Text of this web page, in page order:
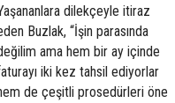
dilekçeyle itiraz
Buzlak, “İşin parasında
ama hem bir ay içinde
iki kez tahsil ediyorlar
de çeşitli prosedürleri öne